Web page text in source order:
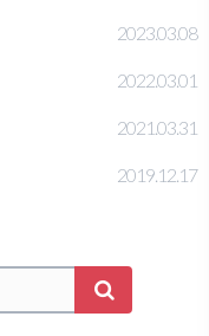
2023.03.08
2022.03.01
2021.03.31
2019.12.17